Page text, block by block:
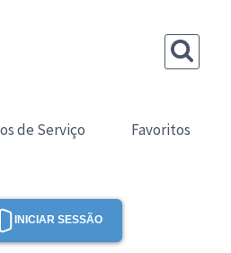
de Serviço Favoritos
INICIAR SESSÃO